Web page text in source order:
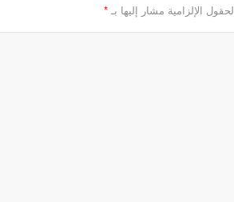
الحقول الإلزامية مشار إليها بـ *